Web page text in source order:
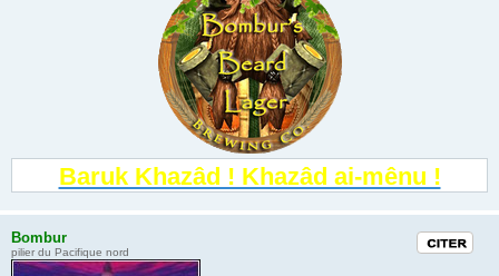
Baruk Khazâd ! Khazâd ai-mênu !
Bombur
pilier du Pacifique nord
Citation